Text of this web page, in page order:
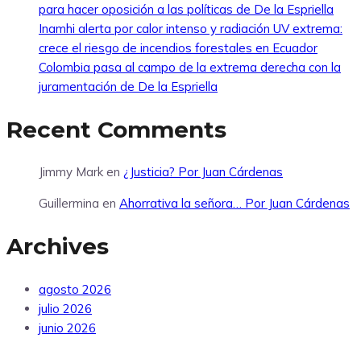
para hacer oposición a las políticas de De la Espriella
Inamhi alerta por calor intenso y radiación UV extrema:
crece el riesgo de incendios forestales en Ecuador
Colombia pasa al campo de la extrema derecha con la
juramentación de De la Espriella
Recent Comments
Jimmy Mark en ¿Justicia? Por Juan Cárdenas
Guillermina en Ahorrativa la señora… Por Juan Cárdenas
Archives
agosto 2026
julio 2026
junio 2026